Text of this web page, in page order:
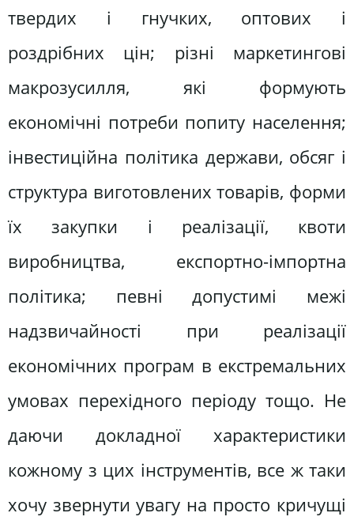
твердих і гнучких, оптових і
роздрібних цін; різні маркетингові
макрозусилля, які формують
економічні потреби попиту населення;
інвестиційна політика держави, обсяг і
структура виготовлених товарів, форми
їх закупки і реалізації, квоти
виробництва, експортно-імпортна
політика; певні допустимі межі
надзвичайності при реалізації
економічних програм в екстремальних
умовах перехідного періоду тощо. Не
даючи докладної характеристики
кожному з цих інструментів, все ж таки
хочу звернути увагу на просто кричущі